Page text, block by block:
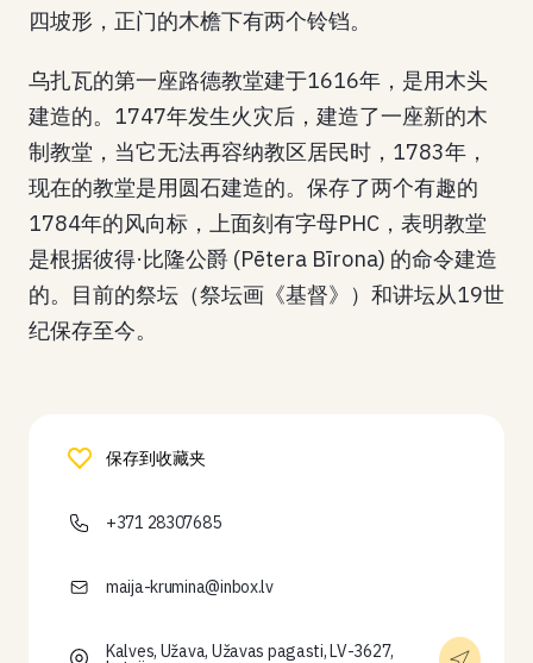
四坡形，正门的木檐下有两个铃铛。
乌扎瓦的第一座路德教堂建于1616年，是用木头
建造的。1747年发生火灾后，建造了一座新的木
制教堂，当它无法再容纳教区居民时，1783年，
现在的教堂是用圆石建造的。保存了两个有趣的
1784年的风向标，上面刻有字母PHC，表明教堂
是根据彼得·比隆公爵 (Pētera Bīrona) 的命令建造
的。目前的祭坛（祭坛画《基督》）和讲坛从19世
纪保存至今。
保存到收藏夹
+371 28307685
maija-krumina@inbox.lv
Kalves, Užava, Užavas pagasti, LV-3627,